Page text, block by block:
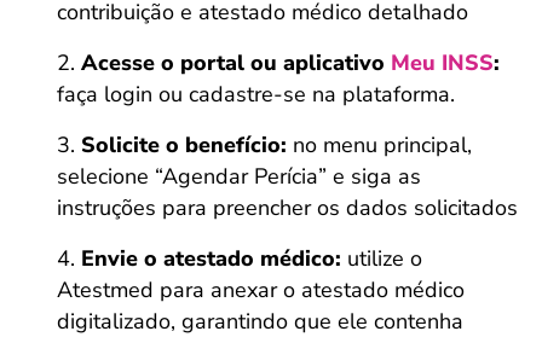
contribuição e atestado médico detalhado
Acesse o portal ou aplicativo Meu INSS:
faça login ou cadastre-se na plataforma.
Solicite o benefício: no menu principal,
selecione “Agendar Perícia” e siga as
instruções para preencher os dados solicitados
Envie o atestado médico: utilize o
Atestmed para anexar o atestado médico
digitalizado, garantindo que ele contenha